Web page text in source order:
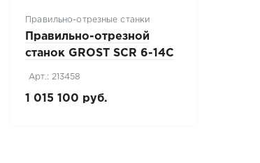
Правильно-отрезные станки
Правильно-отрезной
станок GROST SCR 6-14C
Арт.: 213458
1 015 100 руб.